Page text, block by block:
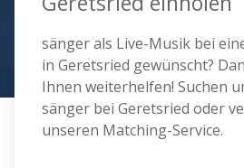
sänger als Live-Musik bei
in Geretsried gewünscht?
Ihnen weiterhelfen! Suchen
sänger bei Geretsried oder
unseren Matching-Service.